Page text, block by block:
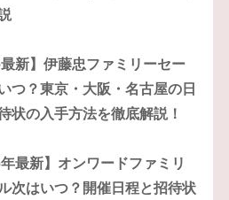
最新】伊藤忠ファミリーセー
つ？東京・大阪・名古屋の日
状の入手方法を徹底解説！
年最新】オンワードファミリ
次はいつ？開催日程と招待状